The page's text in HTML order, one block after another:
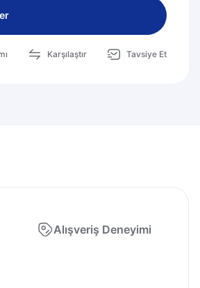
Karşılaştır Tavsiye Et
Alışveriş Deneyimi